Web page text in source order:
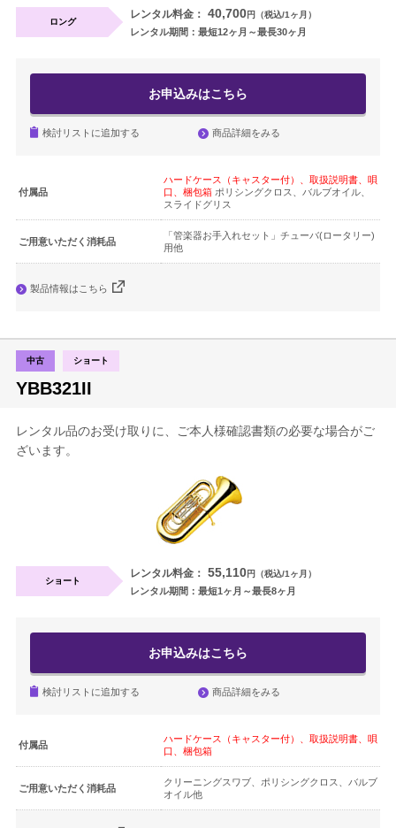
ロング
レンタル料金： 40,700円（税込/1ヶ月）
レンタル期間：最短12ヶ月～最長30ヶ月
お申込みはこちら
検討リストに追加する 商品詳細をみる
付属品
ハードケース（キャスター付）、取扱説明書、唄
口、梱包箱ポリシングクロス、バルブオイル、
スライドグリス
ご用意いただく消耗品
「管楽器お手入れセット」チューバ(ロータリー)
用他
製品情報はこちら
中古 ショート
YBB321II
レンタル品のお受け取りに、ご本人様確認書類の必要な場合がご
ざいます。
ショート
レンタル料金： 55,110円（税込/1ヶ月）
レンタル期間：最短1ヶ月～最長8ヶ月
お申込みはこちら
検討リストに追加する 商品詳細をみる
付属品
ハードケース（キャスター付）、取扱説明書、唄
口、梱包箱
ご用意いただく消耗品
クリーニングスワブ、ポリシングクロス、バルブ
オイル他